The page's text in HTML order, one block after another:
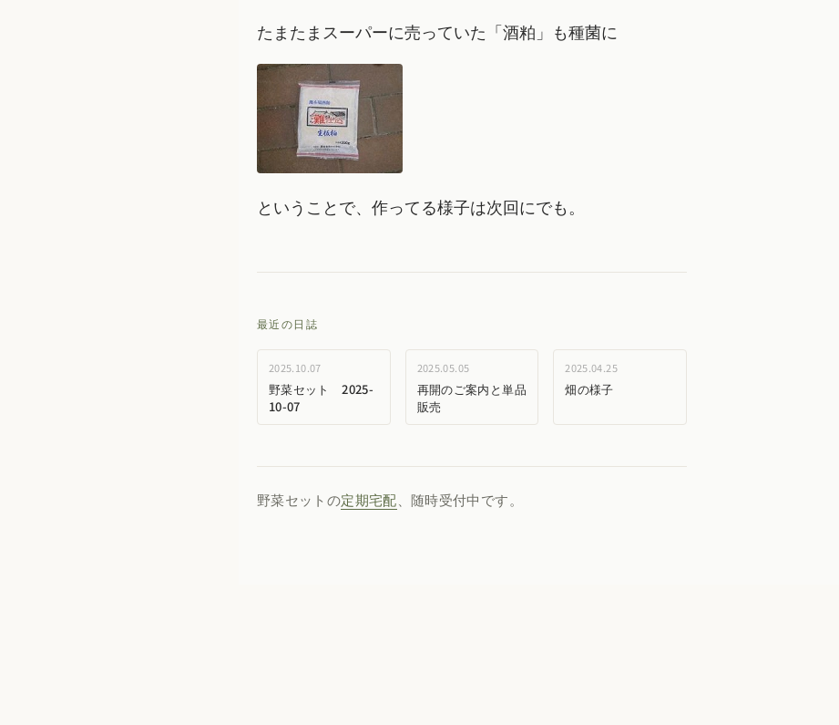
たまたまスーパーに売っていた「酒粕」も種菌に
ということで、作ってる様子は次回にでも。
最近の日誌
2025.10.07
野菜セット 2025-
10-07
2025.05.05
再開のご案内と単品
販売
2025.04.25
畑の様子
野菜セットの定期宅配 、随時受付中です。